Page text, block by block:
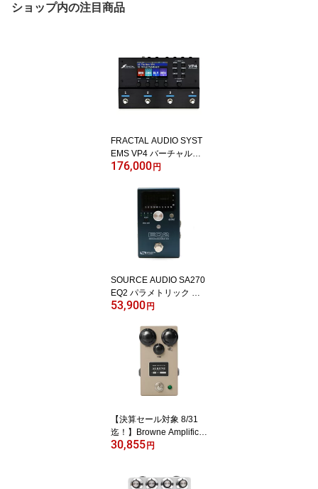
ショップ内の注目商品
FRACTAL AUDIO SYST
EMS VP4 バーチャルペ
ダルボード「DYNAX IR
176,000円
SOURCE AUDIO SA270
EQ2 パラメトリック イ
コライザー コンパクト
53,900円
【決算セール対象 8/31
迄！】Browne Amplificat
ion ALKENE OVERDRIV
30,855円